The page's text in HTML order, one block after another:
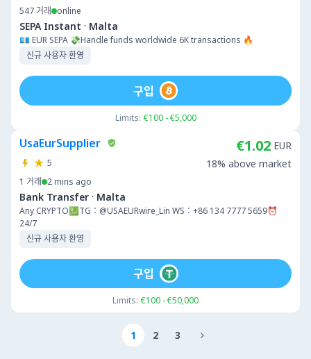
547 거래 online
SEPA Instant · Malta
💶 EUR SEPA 💸Handle funds worldwide 6K transactions 🔥
신규 사용자 환영
Limits: €100 - €5,000
구입
UsaEurSupplier
5
1 거래 2 mins ago
Bank Transfer · Malta
Any CRYPTO💹TG：@USAEURwire_Lin WS：+86 134 7777 5659⏰
24/7
신규 사용자 환영
€1.02 EUR
18% above market
Limits: €100 - €50,000
구입
1 2 3 